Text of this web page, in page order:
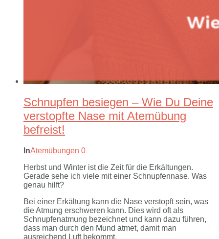
Schnupfen besiegen – Wie Du Deine
verstopfte Nase mit Atemübung
befreist!
InAtemübungen 0
Herbst und Winter ist die Zeit für die Erkältungen.
Gerade sehe ich viele mit einer Schnupfennase. Was
genau hilft?
Bei einer Erkältung kann die Nase verstopft sein, was
die Atmung erschweren kann. Dies wird oft als
Schnupfenatmung bezeichnet und kann dazu führen,
dass man durch den Mund atmet, damit man
ausreichend Luft bekommt.